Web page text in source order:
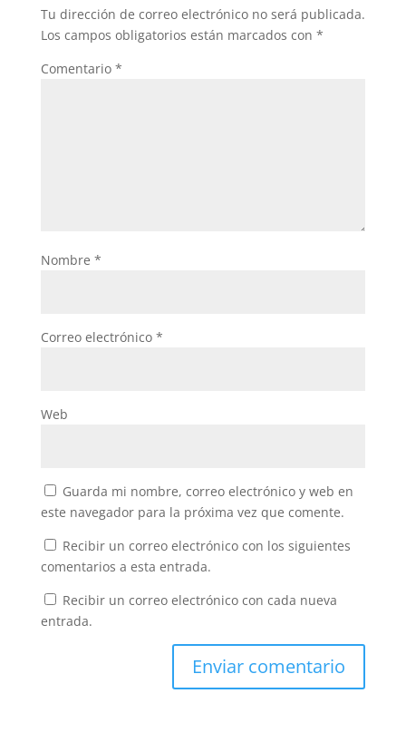
Tu dirección de correo electrónico no será publicada.
Los campos obligatorios están marcados con *
Comentario *
Nombre *
Correo electrónico *
Web
Guarda mi nombre, correo electrónico y web en
este navegador para la próxima vez que comente.
Recibir un correo electrónico con los siguientes
comentarios a esta entrada.
Recibir un correo electrónico con cada nueva
entrada.